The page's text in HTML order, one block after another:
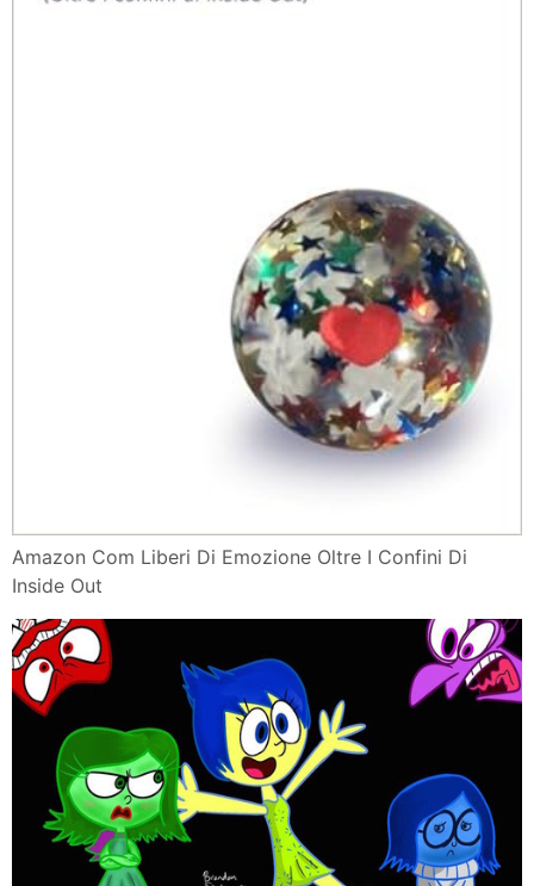
Amazon Com Liberi Di Emozione Oltre I Confini Di
Inside Out